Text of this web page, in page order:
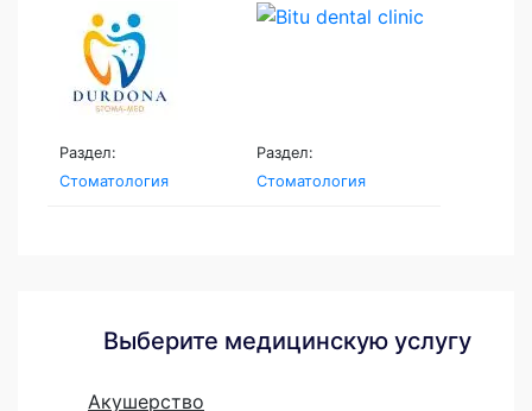
Раздел:
Стоматология
Раздел:
Стоматология
Выберите медицинскую услугу
Акушерство